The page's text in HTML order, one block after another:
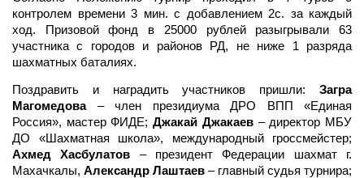
контролем времени 3 мин. с добавлением 2с. за каждый
ход. Призовой фонд в 25000 рублей разыгрывали 63
участника с городов и районов РД, не ниже 1 разряда
шахматных баталиях.
Поздравить и наградить участников пришли: Загра
Магомедова– член президиума ДРО ВПП «Единая
Россия», мастер ФИДЕ;Джакай Джакаев– директор МБУ
ДО «Шахматная школа», международный гроссмейстер;
Ахмед Хасбулатов – президент Федерации шахмат г.
Махачкалы, Александр Лаштаев – главный судья турнира;